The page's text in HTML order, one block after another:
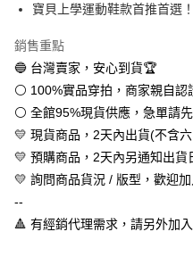
相關說明
【關於「AFTEE先享後付」】
AFTEE先享後付是「在收到商品之
便利好安心！
１．簡單：不需註冊會員、不需綁
２．便利：只要手機號碼，簡訊認
【「AFTEE先享後付」結帳流程】
２．訂單成立數日內，您將收到繳
全家取貨付款
每筆NT$60，滿NT$888(含以
每筆NT$60，滿NT$888(含以
寶貝上學運動鞋款首推首選！
銷售重點
🔵 台灣賣家，安心到貨🏆
⚪ 100%實品穿拍，商家親自認
⚪ 全館95%現貨供應，急單請
💛 現貨商品，2天內出貨(不含
💛 預購商品，2天內另通知出貨
💛 詢問商品貨況 / 版型，歡迎
--
🔺 有經銷代理需求，請另外加